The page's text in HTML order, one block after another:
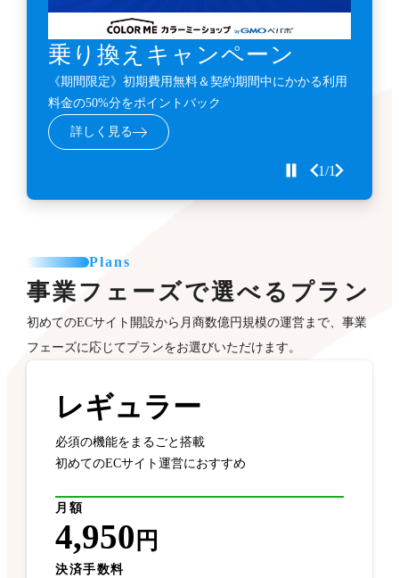
乗り換えキャンペーン
《期間限定》初期費用無料＆契約期間中にかかる利用
料金の50%分をポイントバック
詳しく見る
1/1
Plans
事業フェーズで選べるプラン
初めてのECサイト開設から月商数億円規模の運営まで、事業
フェーズに応じてプランをお選びいただけます。
レギュラー
必須の機能をまるごと搭載
初めてのECサイト運営におすすめ
月額
4,950 円
決済手数料